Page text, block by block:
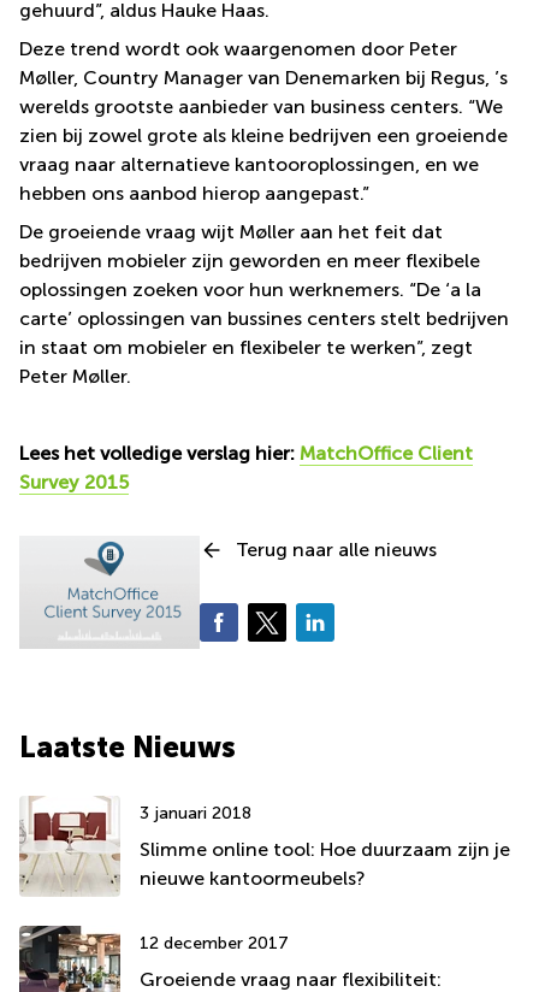
gehuurd”, aldus Hauke Haas.
Deze trend wordt ook waargenomen door Peter
Møller, Country Manager van Denemarken bij Regus, ’s
werelds grootste aanbieder van business centers. “We
zien bij zowel grote als kleine bedrijven een groeiende
vraag naar alternatieve kantooroplossingen, en we
hebben ons aanbod hierop aangepast.”
De groeiende vraag wijt Møller aan het feit dat
bedrijven mobieler zijn geworden en meer flexibele
oplossingen zoeken voor hun werknemers. “De ‘a la
carte’ oplossingen van bussines centers stelt bedrijven
in staat om mobieler en flexibeler te werken”, zegt
Peter Møller.
Lees het volledige verslag hier: MatchOffice Client
Survey 2015
Terug naar alle nieuws
Laatste Nieuws
3 januari 2018
Slimme online tool: Hoe duurzaam zijn je
nieuwe kantoormeubels?
12 december 2017
Groeiende vraag naar flexibiliteit: